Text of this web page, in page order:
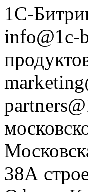
1С-
info@1c-
38А